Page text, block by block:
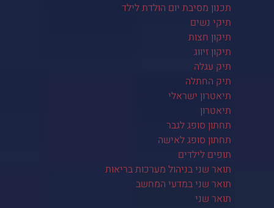
תכנון מסיבת יום הולדת לילד
תיקי נשים
תיקון חצות
תיקון זיווג
תיק עגלה
תיק החתלה
תיאטרון ישראלי
תיאטרון
תחתון סופג לגבר
תחתון סופג לאישה
תופים לילדים
תואר שני בניהול מערכות בריאות
תואר שני במדעי המחשב
תואר שני